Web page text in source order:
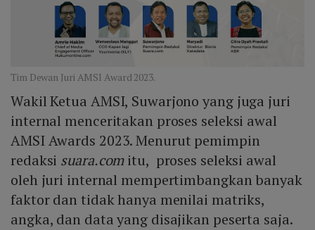
Tim Dewan Juri AMSI Award 2023.
Wakil Ketua AMSI, Suwarjono yang juga juri
internal menceritakan proses seleksi awal
AMSI Awards 2023. Menurut pemimpin
redaksi suara.comitu, proses seleksi awal
oleh juri internal mempertimbangkan banyak
faktor dan tidak hanya menilai matriks,
angka, dan data yang disajikan peserta saja.